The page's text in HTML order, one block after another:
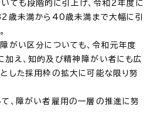
ても段階的に引上げ、令和2年度に
歳未満から40歳未満まで大幅に引
がい区分についても、令和元年度
加え、知的及び精神障がい者にも広
した採用枠の拡大に可能な限り努
、障がい者雇用の一層の推進に努